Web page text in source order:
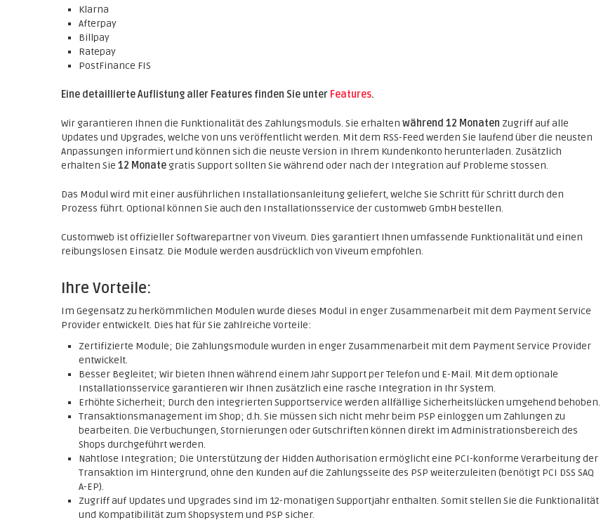
Klarna
Afterpay
Billpay
Ratepay
PostFinance FIS
Eine detaillierte Auflistung aller Features finden Sie unter Features.
Wir garantieren Ihnen die Funktionalität des Zahlungsmoduls. Sie erhalten während 12 Monaten Zugriff auf alle
Updates und Upgrades, welche von uns veröffentlicht werden. Mit dem RSS-Feed werden Sie laufend über die neusten
Anpassungen informiert und können sich die neuste Version in Ihrem Kundenkonto herunterladen. Zusätzlich
erhalten Sie 12 Monategratis Support sollten Sie während oder nach der Integration auf Probleme stossen.
Das Modul wird mit einer ausführlichen Installationsanleitung geliefert, welche Sie Schritt für Schritt durch den
Prozess führt. Optional können Sie auch den Installationsservice der customweb GmbH bestellen.
Customweb ist offizieller Softwarepartner von Viveum. Dies garantiert Ihnen umfassende Funktionalität und einen
reibungslosen Einsatz. Die Module werden ausdrücklich von Viveum empfohlen.
Ihre Vorteile:
Im Gegensatz zu herkömmlichen Modulen wurde dieses Modul in enger Zusammenarbeit mit dem Payment Service
Provider entwickelt. Dies hat für Sie zahlreiche Vorteile:
Zertifizierte Module; Die Zahlungsmodule wurden in enger Zusammenarbeit mit dem Payment Service Provider
entwickelt.
Besser Begleitet; Wir bieten Ihnen während einem Jahr Support per Telefon und E-Mail. Mit dem optionale
Installationsservice garantieren wir Ihnen zusätzlich eine rasche Integration in Ihr System.
Erhöhte Sicherheit; Durch den integrierten Supportservice werden allfällige Sicherheitslücken umgehend behoben.
Transaktionsmanagement im Shop; d.h. Sie müssen sich nicht mehr beim PSP einloggen um Zahlungen zu
bearbeiten. Die Verbuchungen, Stornierungen oder Gutschriften können direkt im Administrationsbereich des
Shops durchgeführt werden.
Nahtlose Integration; Die Unterstützung der Hidden Authorisation ermöglicht eine PCI-konforme Verarbeitung der
Transaktion im Hintergrund, ohne den Kunden auf die Zahlungsseite des PSP weiterzuleiten (benötigt PCI DSS SAQ
A-EP).
Zugriff auf Updates und Upgrades sind im 12-monatigen Supportjahr enthalten. Somit stellen Sie die Funktionalität
und Kompatibilität zum Shopsystem und PSP sicher.